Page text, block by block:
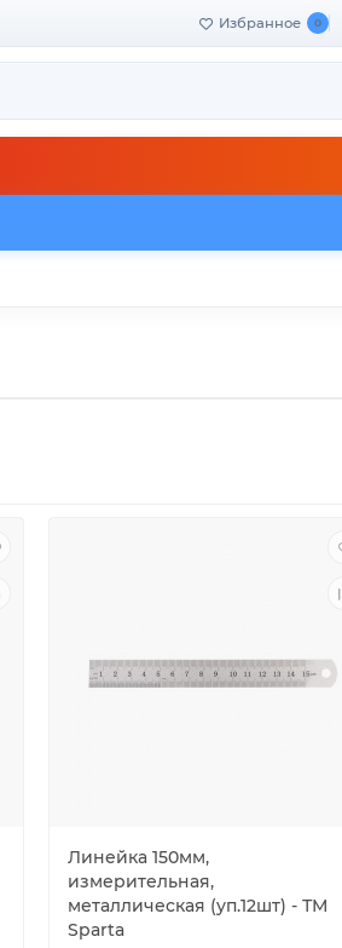
Избранное 0
Линейка 150мм,
измерительная,
металлическая (уп.12шт) - ТМ
Sparta